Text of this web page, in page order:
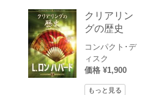
クリアリン
グの歴史
コンパクト･デ
ィスク
価格 ¥1,900
もっと見る